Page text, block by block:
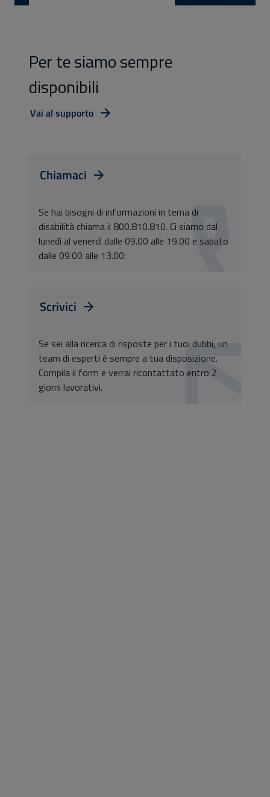
Per te siamo sempre
disponibili
Vai al supporto
Chiamaci
Se hai bisogni di informazioni in tema di
disabilità chiama il 800.810.810. Ci siamo dal
lunedì al venerdì dalle 09.00 alle 19.00 e sabato
dalle 09.00 alle 13.00.
Scrivici
Se sei alla ricerca di risposte per i tuoi dubbi, un
team di esperti è sempre a tua disposizione.
Compila il form e verrai ricontattato entro 2
giorni lavorativi.